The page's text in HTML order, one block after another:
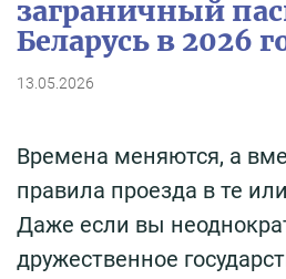
заграничный
Беларусь в 2026
13.05.2026
Времена меняются, а
правила проезда в те
Даже если вы
дружественное